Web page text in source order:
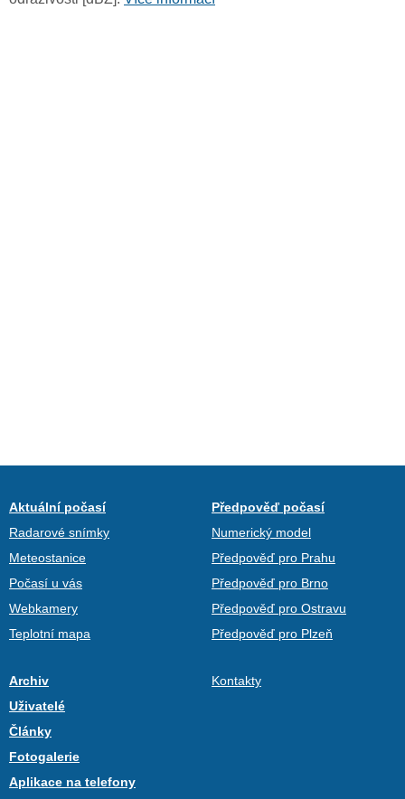
Aktuální počasí
Radarové snímky
Meteostanice
Počasí u vás
Webkamery
Teplotní mapa
Předpověď počasí
Numerický model
Předpověď pro Prahu
Předpověď pro Brno
Předpověď pro Ostravu
Předpověď pro Plzeň
Archiv
Uživatelé
Články
Fotogalerie
Aplikace na telefony
Kontakty